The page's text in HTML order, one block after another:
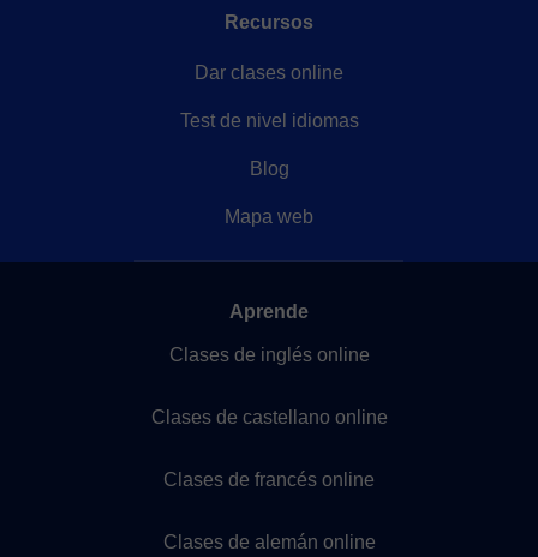
Recursos
Dar clases online
Test de nivel idiomas
Blog
Mapa web
Aprende
Clases de inglés online
Clases de castellano online
Clases de francés online
Clases de alemán online